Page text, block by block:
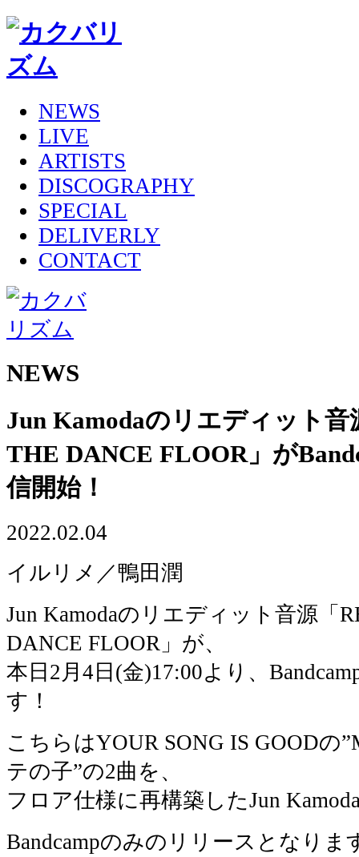
NEWS
LIVE
ARTISTS
DISCOGRAPHY
SPECIAL
DELIVERLY
CONTACT
NEWS
Jun Kamodaのリエディット音
THE DANCE FLOOR」が
信開始！
2022.02.04
イルリメ／鴨田潤
Jun Kamodaのリエディット音源「
DANCE FLOOR」が、
本日2月4日(金)17:00より、
す！
こちらはYOUR SONG IS GOODの
テの子”の2曲を、
フロア仕様に再構築したJun
Bandcampのみのリリースとなりま